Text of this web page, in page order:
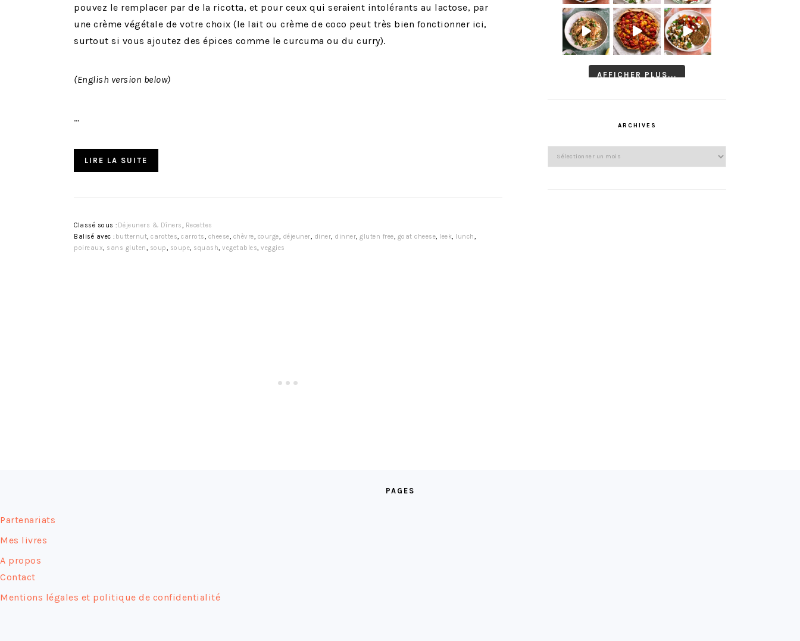
pouvez le remplacer par de la ricotta, et pour ceux qui seraient intolérants au lactose, par
une crème végétale de votre choix (le lait ou crème de coco peut très bien fonctionner ici,
surtout si vous ajoutez des épices comme le curcuma ou du curry).
(English version below)
…
LIRE LA SUITE
Classé sous : Déjeuners & Dîners, Recettes
Balisé avec : butternut, carottes, carrots, cheese, chèvre, courge, déjeuner, diner, dinner, gluten free, goat cheese, leek, lunch,
poireaux, sans gluten, soup, soupe, squash, vegetables, veggies
AFFICHER PLUS...
ARCHIVES
Archives
PAGES
Partenariats
Mes livres
A propos
Contact
Mentions légales et politique de confidentialité